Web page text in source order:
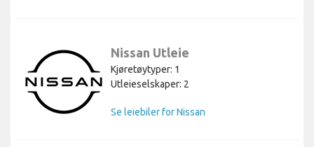
Nissan Utleie
Kjøretøytyper: 1
Utleieselskaper: 2
Se leiebiler for Nissan